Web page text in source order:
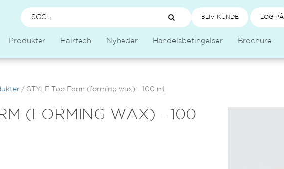
BLIV KUNDE LOG PÅ
Produkter Hairtech Nyheder Handelsbetingelser Brochure
/ STYLE Top Form (forming wax) - 100 ml.
(FORMING WAX) - 100